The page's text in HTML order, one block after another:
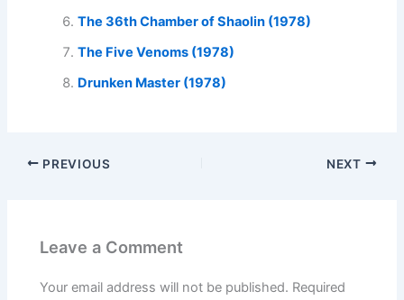
The 36th Chamber of Shaolin (1978)
The Five Venoms (1978)
Drunken Master (1978)
PREVIOUS NEXT
Leave a Comment
Your email address will not be published. Required